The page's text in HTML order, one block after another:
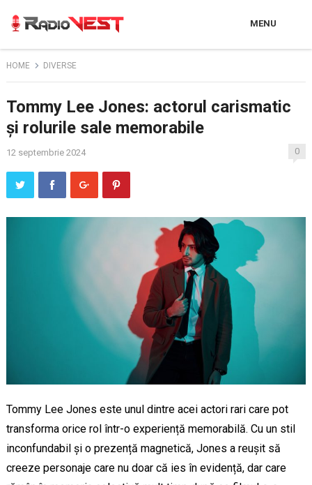
MENU
HOME DIVERSE
Tommy Lee Jones: actorul carismatic
și rolurile sale memorabile
12 septembrie 2024 0
Tommy Lee Jones este unul dintre acei actori rari care pot
transforma orice rol într-o experiență memorabilă. Cu un stil
inconfundabil și o prezență magnetică, Jones a reușit să
creeze personaje care nu doar că ies în evidență, dar care